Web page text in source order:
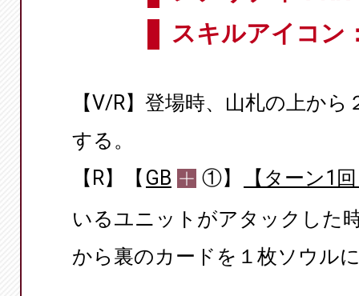
スキルアイコン
【V/R】登場時、山札の上から
する。
【R】【 GB ①】
【ターン1
いるユニットがアタックした
から裏のカードを１枚ソウル